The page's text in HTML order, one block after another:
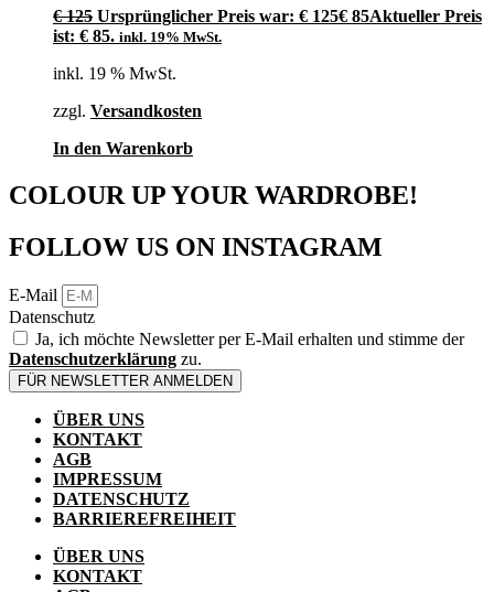
€125 Ursprünglicher Preis war: € 125€ 85Aktueller Preis
ist: € 85. inkl. 19% MwSt.
inkl. 19 % MwSt.
zzgl. Versandkosten
In den Warenkorb
COLOUR UP YOUR WARDROBE!
FOLLOW US ON INSTAGRAM
E-Mail
Datenschutz
Ja, ich möchte Newsletter per E-Mail erhalten und stimme der
Datenschutzerklärung zu.
FÜR NEWSLETTER ANMELDEN
ÜBER UNS
KONTAKT
AGB
IMPRESSUM
DATENSCHUTZ
BARRIEREFREIHEIT
ÜBER UNS
KONTAKT